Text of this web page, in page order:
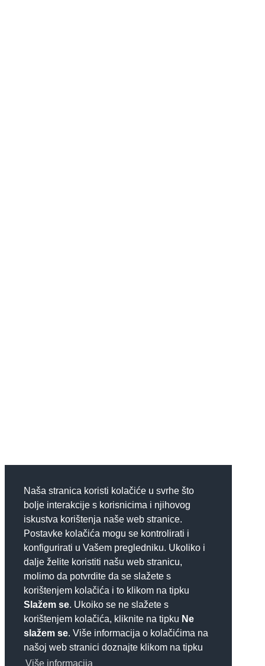
Naša stranica koristi kolačiće u svrhe što
bolje interakcije s korisnicima i njihovog
iskustva korištenja naše web stranice.
Postavke kolačića mogu se kontrolirati i
konfigurirati u Vašem pregledniku. Ukoliko i
dalje želite koristiti našu web stranicu,
molimo da potvrdite da se slažete s
korištenjem kolačića i to klikom na tipku
Slažem se. Ukoiko se ne slažete s
korištenjem kolačića, kliknite na tipku Ne
slažem se. Više informacija o kolačićima na
našoj web stranici doznajte klikom na tipku
Više informacija